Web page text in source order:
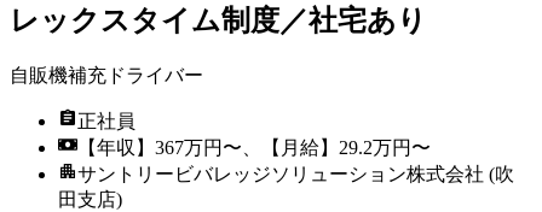
レックスタイム制度／社宅あり
自販機補充ドライバー
正社員
【年収】367万円〜、【月給】29.2万円〜
サントリービバレッジソリューション株式会社 (吹
田支店)